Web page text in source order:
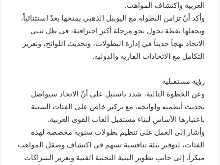
العربية واكتشاف المواهب.
وأكد أنّ تزامن البطولة مع اليوبيل الذهبي يمنحها بعدً استثنائياً،
ويجعلها نقطة تحول نحو مرحلة أكثر احترافية، في ظل تبني
الاتحاد نهجاً حديثاً في إدارة البطولات، وتحديث اللوائح، وتعزيز
التكامل مع الاتحادات القارية والدولية.
رؤية مستقبلية
وعن الخطوة التالية، شدد باسنبل على أنّ الاتحاد سيواصل
تحديث أنظمته ولوائحه، مع تركيز خاص على الفئات السنية
باعتبارها الأساس لبناء مستقبل ألعاب القوى العربية.
وأشار إلى العمل على تنظيم بطولات سنوية مخصصة لهذه
الفئات، لتوفير بيئة تنافسية تسهم في اكتشاف وصقل المواهب
مبكراً، إلى جانب تطوير البنية التحتية الفنية وتعزيز الشراكات